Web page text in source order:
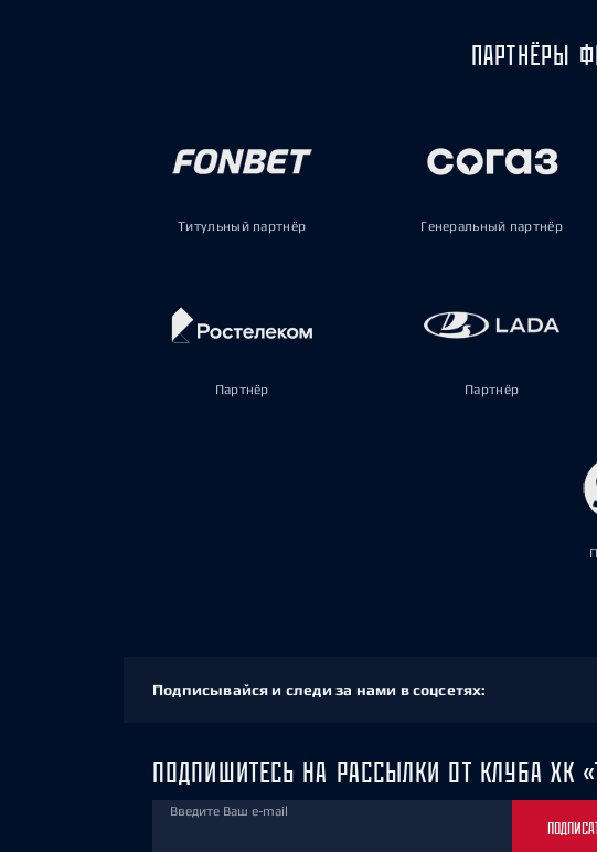
ПАРТНЁРЫ
Титульный партнёр Генеральный партнёр
Партнёр Партнёр
Подписывайся и следи за нами в соцсетях:
ПОДПИШИТЕСЬ НА РАССЫЛКИ ОТ КЛУБА ХК
Введите Ваш e-mail